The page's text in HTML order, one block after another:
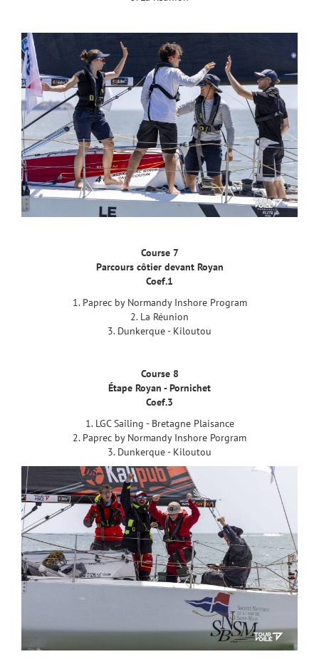
Course 7
Parcours côtier devant Royan
Coef.1
1. Paprec by Normandy Inshore Program
2. La Réunion
3. Dunkerque - Kiloutou
Course 8
Étape Royan - Pornichet
Coef.3
1. LGC Sailing - Bretagne Plaisance
2. Paprec by Normandy Inshore Porgram
3. Dunkerque - Kiloutou